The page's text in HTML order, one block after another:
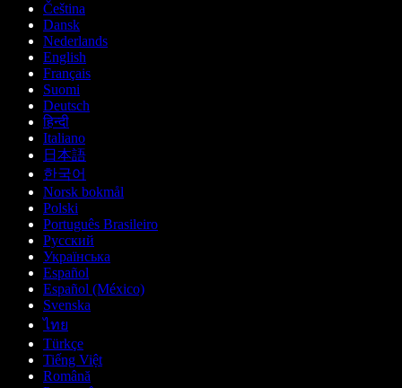
Čeština
Dansk
Nederlands
English
Français
Suomi
Deutsch
हिन्दी
Italiano
日本語
한국어
Norsk bokmål
Polski
Português Brasileiro
Русский
Українська
Español
Español (México)
Svenska
ไทย
Türkçe
Tiếng Việt
Română